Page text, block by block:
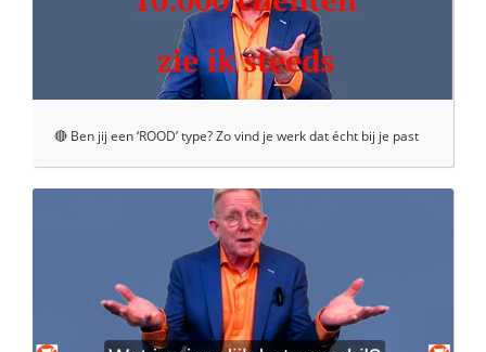
🔴 Ben jij een ‘ROOD’ type? Zo vind je werk dat écht bij je past